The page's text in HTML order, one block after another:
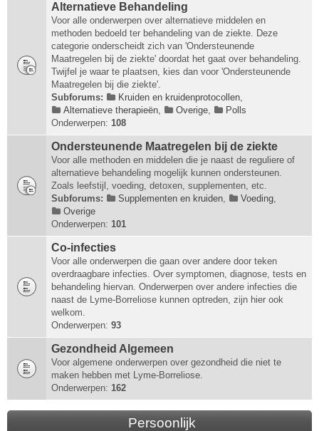
Alternatieve Behandeling
Voor alle onderwerpen over alternatieve middelen en
methoden bedoeld ter behandeling van de ziekte. Deze
categorie onderscheidt zich van 'Ondersteunende
Maatregelen bij de ziekte' doordat het gaat over behandeling.
Twijfel je waar te plaatsen, kies dan voor 'Ondersteunende
Maatregelen bij die ziekte'.
Subforums:
Kruiden en kruidenprotocollen,
Alternatieve therapieën, Overige,
Polls
Onderwerpen: 108
Ondersteunende Maatregelen bij de ziekte
Voor alle methoden en middelen die je naast de reguliere of
alternatieve behandeling mogelijk kunnen ondersteunen.
Zoals leefstijl, voeding, detoxen, supplementen, etc.
Subforums:
Supplementen en kruiden, Voeding,
Overige
Onderwerpen: 101
Co-infecties
Voor alle onderwerpen die gaan over andere door teken
overdraagbare infecties. Over symptomen, diagnose, tests en
behandeling hiervan. Onderwerpen over andere infecties die
naast de Lyme-Borreliose kunnen optreden, zijn hier ook
welkom.
Onderwerpen: 93
Gezondheid Algemeen
Voor algemene onderwerpen over gezondheid die niet te
maken hebben met Lyme-Borreliose.
Onderwerpen: 162
Persoonlijk